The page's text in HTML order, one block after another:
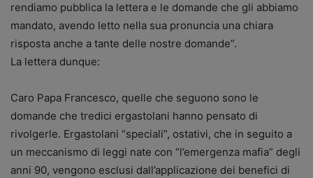
rendiamo pubblica la lettera e le domande che gli abbiamo
mandato, avendo letto nella sua pronuncia una chiara
risposta anche a tante delle nostre domande”.
La lettera dunque:
Caro Papa Francesco, quelle che seguono sono le
domande che tredici ergastolani hanno pensato di
rivolgerle. Ergastolani “speciali”, ostativi, che in seguito a
un meccanismo di leggi nate con “l’emergenza mafia” degli
anni 90, vengono esclusi dall’applicazione dei benefici di